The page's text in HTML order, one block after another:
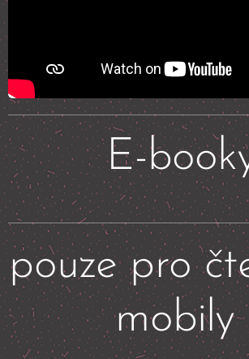
📲 E-
pouze pro
mobily